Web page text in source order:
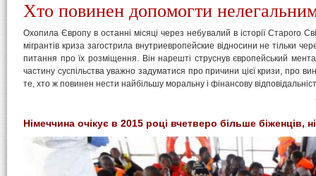
Хто повинен допомогти
Охопила Європу в останні місяці через небувалий в історії Старого
мігрантів криза загострила внутриевропейские відносини не тільки
питання про їх розміщення. Він нарешті струснув європейський
частину суспільства уважно задуматися про причини цієї кризи, про
те, хто ж повинен нести найбільшу моральну і фінансову
Німеччина очікує в 2015 році вчетверо більше біженців,